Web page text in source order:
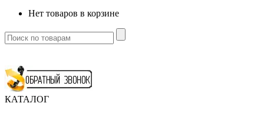
Нет товаров в корзине
КАТАЛОГ